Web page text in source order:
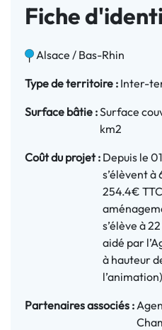
Fiche
Alsace / Bas-Rhin
Type de territoire : Inter-
Surface bâtie :Surface
km2
Coût du projet : Depuis le
s’élèvent à
254.4€
s’élève à
aidé par
à hauteur
Partenaires associés :